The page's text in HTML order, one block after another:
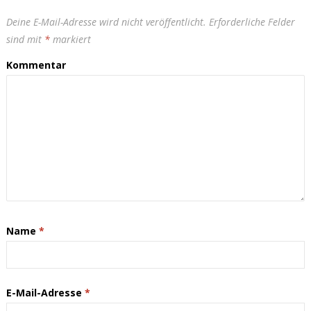
Deine E-Mail-Adresse wird nicht veröffentlicht. Erforderliche Felder
sind mit *markiert
Kommentar
Name *
E-Mail-Adresse *